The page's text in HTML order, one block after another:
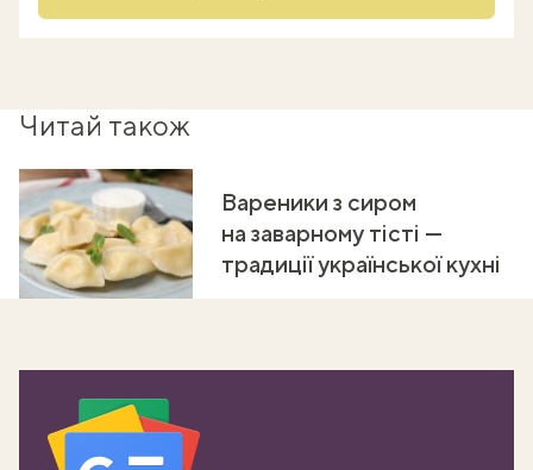
Читай також
Вареники з сиром
на заварному тісті —
традиції української кухні